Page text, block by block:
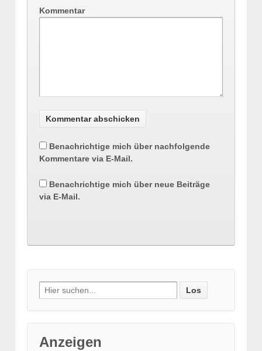
Kommentar
Benachrichtige mich über nachfolgende
Kommentare via E-Mail.
Benachrichtige mich über neue Beiträge
via E-Mail.
Suche nach:
Anzeigen